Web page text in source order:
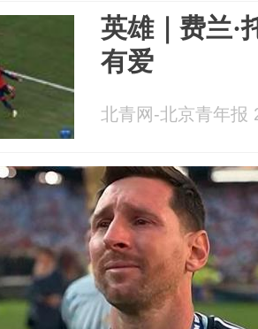
英雄｜费兰·
有爱
北青网-北京青年报